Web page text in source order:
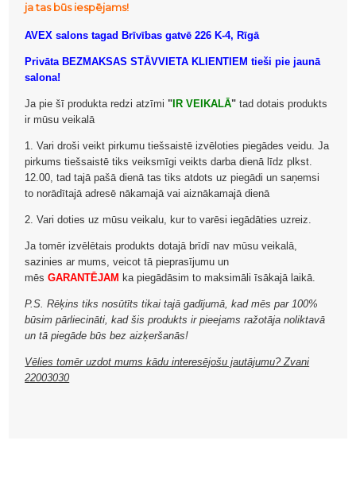
ja tas būs iespējams!
AVEX salons tagad Brīvības gatvē 226 K-4, Rīgā
Privāta BEZMAKSAS STĀVVIETA KLIENTIEM tieši pie jaunā
salona!
Ja pie šī produkta redzi atzīmi " IR VEIKALĀ" tad dotais produkts
ir mūsu veikalā
1. Vari droši veikt pirkumu tiešsaistē izvēloties piegādes veidu. Ja
pirkums tiešsaistē tiks veiksmīgi veikts darba dienā līdz plkst.
12.00, tad tajā pašā dienā tas tiks atdots uz piegādi un saņemsi
to norādītajā adresē nākamajā vai aiznākamajā dienā
2. Vari doties uz mūsu veikalu, kur to varēsi iegādāties uzreiz.
Ja tomēr izvēlētais produkts dotajā brīdī nav mūsu veikalā,
sazinies ar mums, veicot tā pieprasījumu un
mēsGARANTĒJAM ka piegādāsim to maksimāli īsākajā laikā.
P.S. Rēķins tiks nosūtīts tikai tajā gadījumā, kad mēs par 100%
būsim pārliecināti, kad šis produkts ir pieejams ražotāja noliktavā
un tā piegāde būs bez aizķeršanās!
Vēlies tomēr uzdot mums kādu interesējošu jautājumu? Zvani
22003030